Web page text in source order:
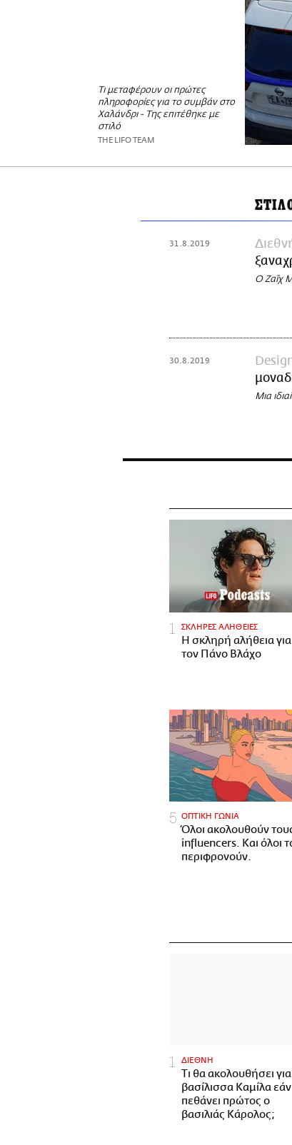
Τι μεταφέρουν οι πρώτες
πληροφορίες για το συμβάν στο
Χαλάνδρι - Της επιτέθηκε με
στιλό
THE LIFO TEAM
31.8.2019
Ο Ζαΐχ
30.8.2019
Μια
ΣΚΛΗΡΕΣ ΑΛΗΘΕΙΕΣ
H σκληρή αλήθεια για
τον Πάνο Βλάχο
ΟΠΤΙΚΗ ΓΩΝΙΑ
Όλοι ακολουθούν
influencers. Και όλοι
περιφρονούν.
ΔΙΕΘΝΗ
Τι θα ακολουθήσει
βασίλισσα Καμίλα εάν
πεθάνει πρώτος ο
βασιλιάς Κάρολος;